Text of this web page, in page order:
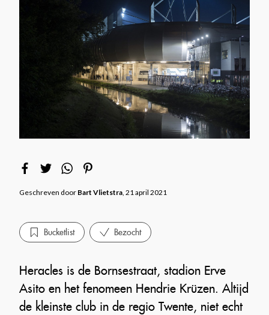
Geschreven door Bart Vlietstra, 21 april 2021
Bucketlist Bezocht
Heracles is de Bornsestraat, stadion Erve
Asito en het fenomeen Hendrie Krüzen. Altijd
de kleinste club in de regio Twente, niet echt